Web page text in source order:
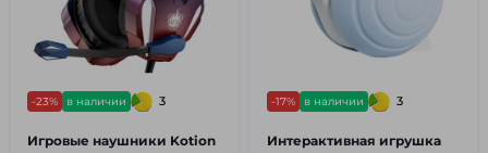
-23% в наличии 3
Игровые наушники Kotion
-17% в наличии 3
Интерактивная игрушка